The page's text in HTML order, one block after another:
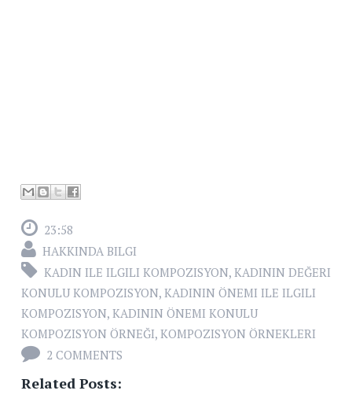
23:58
HAKKINDA BILGI
KADIN ILE ILGILI KOMPOZISYON, KADININ DEĞERI
KONULU KOMPOZISYON, KADININ ÖNEMI ILE ILGILI
KOMPOZISYON, KADININ ÖNEMI KONULU
KOMPOZISYON ÖRNEĞI, KOMPOZISYON ÖRNEKLERI
2 COMMENTS
Related Posts: